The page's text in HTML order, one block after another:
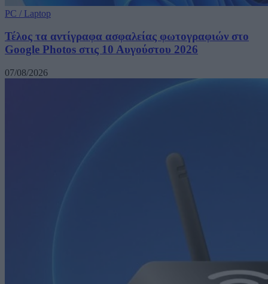
PC / Laptop
Τέλος τα αντίγραφα ασφαλείας φωτογραφιών στο
Google Photos στις 10 Αυγούστου 2026
07/08/2026